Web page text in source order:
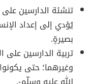
تنشئة الدارسين على
يُؤدي إلى إعداد
بصيرةٍ.
تربية الدارسين
وغيرهما؛ حتى